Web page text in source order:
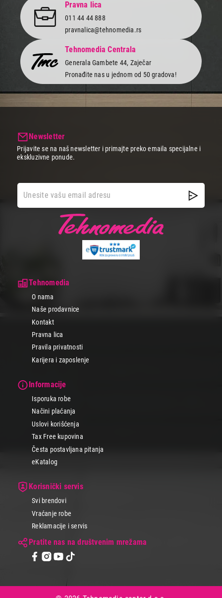
Ukupno u korpi:0,00
Nastavi kupovinu
Završi kupovinu
Pravna lica
011 44 44 888
pravnalica@tehnomedia.rs
Tehnomedia Centrala
Generala Gambete 44, Zaječar
Pronađite nas u jednom od 50 gradova!
Tehnomedia
O nama
Naše prodavnice
Kontakt
Pravna lica
Pravila privatnosti
Karijera i zaposlenje
Informacije
Isporuka robe
Načini plaćanja
Uslovi korišćenja
Tax Free kupovina
Česta postavljana pitanja
eKatalog
Korisnički servis
Svi brendovi
Vraćanje robe
Reklamacije i servis
Pratite nas na društvenim mrežama
Newsletter
Prijavite se na naš newsletter i primajte preko emaila specijalne i
ekskluzivne ponude.